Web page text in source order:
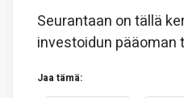
Seurantaan on tällä
investoidun pääoman
Jaa tämä: